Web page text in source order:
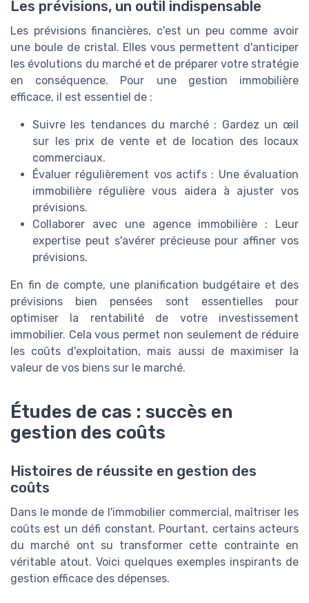
Les prévisions, un outil indispensable
Les prévisions financières, c'est un peu comme avoir
une boule de cristal. Elles vous permettent d'anticiper
les évolutions du marché et de préparer votre stratégie
en conséquence. Pour une gestion immobilière
efficace, il est essentiel de :
Suivre les tendances du marché : Gardez un œil
sur les prix de vente et de location des locaux
commerciaux.
Évaluer régulièrement vos actifs : Une évaluation
immobilière régulière vous aidera à ajuster vos
prévisions.
Collaborer avec une agence immobilière : Leur
expertise peut s'avérer précieuse pour affiner vos
prévisions.
En fin de compte, une planification budgétaire et des
prévisions bien pensées sont essentielles pour
optimiser la rentabilité de votre investissement
immobilier. Cela vous permet non seulement de réduire
les coûts d'exploitation, mais aussi de maximiser la
valeur de vos biens sur le marché.
Études de cas : succès en
gestion des coûts
Histoires de réussite en gestion des
coûts
Dans le monde de l'immobilier commercial, maîtriser les
coûts est un défi constant. Pourtant, certains acteurs
du marché ont su transformer cette contrainte en
véritable atout. Voici quelques exemples inspirants de
gestion efficace des dépenses.